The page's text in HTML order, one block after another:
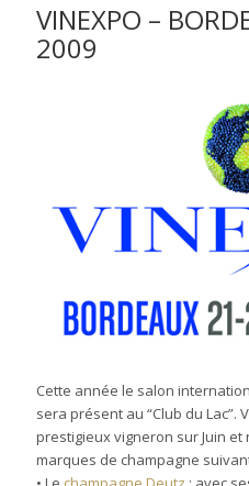
VINEXPO –
2009
Cette année le salon
sera présent au “Club du
prestigieux vigneron sur Juin
marques de champagne